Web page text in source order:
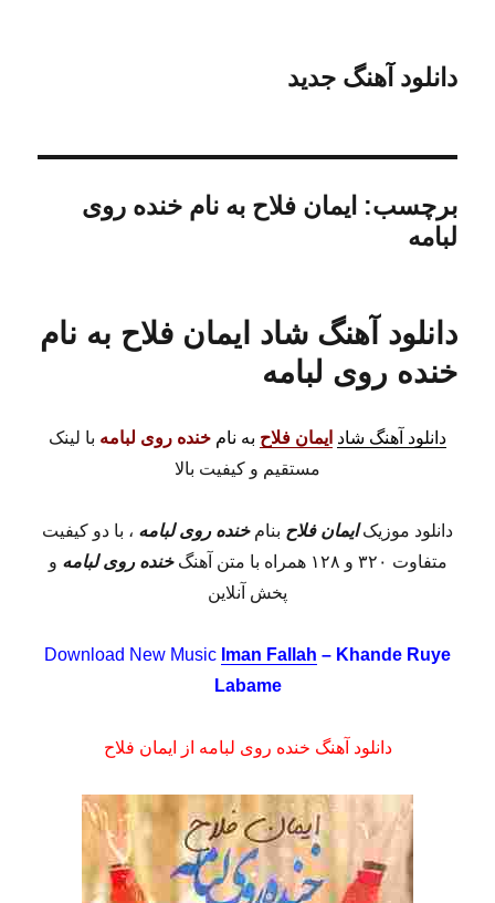
دانلود آهنگ جدید
برچسب: ایمان فلاح به نام خنده روی
لبامه
دانلود آهنگ شاد ایمان فلاح به نام
خنده روی لبامه
دانلود آهنگ شاد ایمان فلاح به نام خنده روی لبامه با لینک
مستقیم و کیفیت بالا
دانلود موزیکایمان فلاح بنامخنده روی لبامه ، با دو کیفیت
متفاوت ۳۲۰ و ۱۲۸ همراه با متن آهنگ
خنده روی لبامه و
پخش آنلاین
Download New Music Iman Fallah – Khande Ruye
Labame
دانلود آهنگ خنده روی لبامه از ایمان فلاح